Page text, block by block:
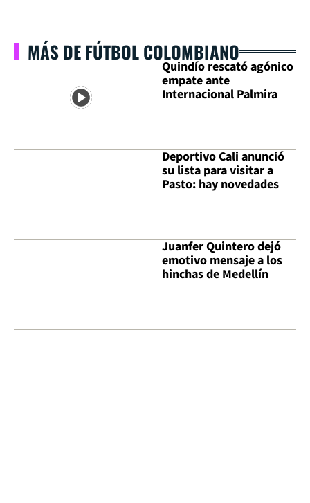
MÁS DE FÚTBOL COLOMBIANO
Quindío rescató agónico
empate ante
Internacional Palmira
Deportivo Cali anunció
su lista para visitar a
Pasto: hay novedades
Juanfer Quintero dejó
emotivo mensaje a los
hinchas de Medellín